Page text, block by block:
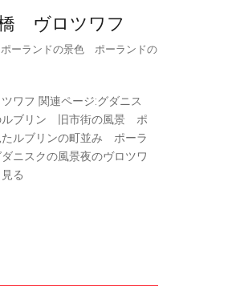
橋 ヴロツワフ
ーランドの景色 ポーランドの
ワフ 関連ページ:グダニス
ルブリン 旧市街の風景 ポ
たルブリンの町並み ポーラ
ニスクの風景夜のヴロツワ
る